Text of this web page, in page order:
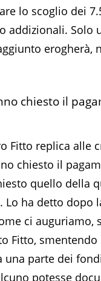
lo scoglio dei
addizionali. Solo
erogherà,
chiesto il
Fitto replica alle
chiesto il
quello della
Lo ha detto dopo
ci
Fitto,
una parte dei
potesse